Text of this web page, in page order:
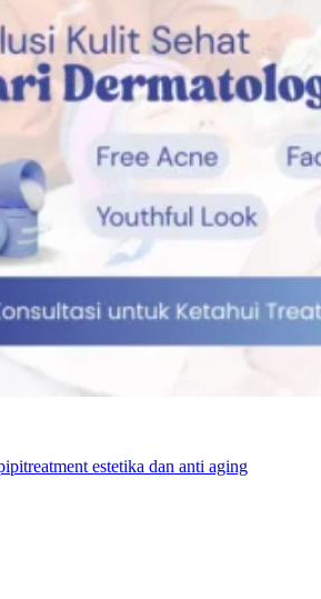
treatment estetika dan anti aging